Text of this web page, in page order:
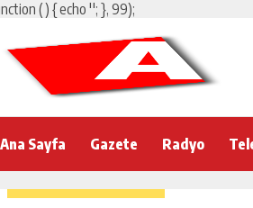
() { echo ''; }, 99);
Ana Sayfa Gazete Radyo